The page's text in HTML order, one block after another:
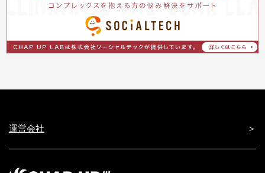
運営会社